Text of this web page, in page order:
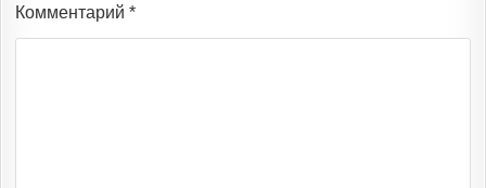
Комментарий *